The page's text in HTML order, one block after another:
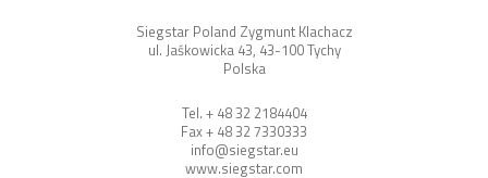
Siegstar Poland Zygmunt Klachacz
ul. Jaśkowicka 43, 43-100 Tychy
Polska
Tel. + 48 32 2184404
Fax + 48 32 7330333
info@siegstar.eu
www.siegstar.com